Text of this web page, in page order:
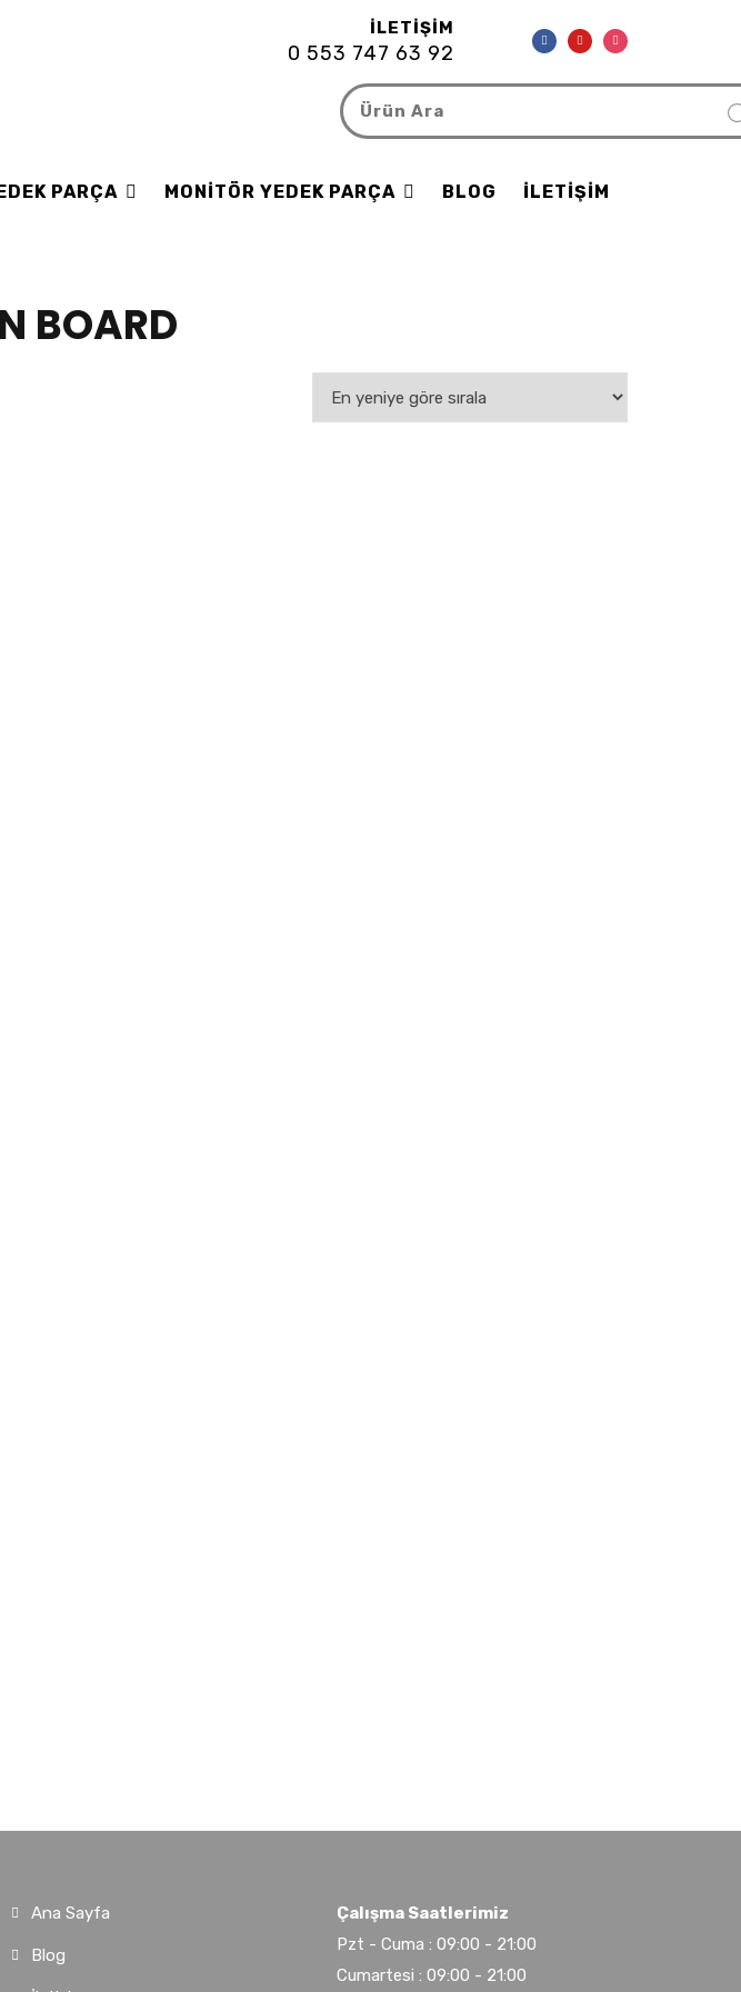
İLETIŞIM
0 553 747 63 92
PARÇA MONİTÖR YEDEK PARÇA BLOG İLETIŞIM
BOARD
Ana Sayfa
Blog
Çalışma Saatlerimiz
Pzt - Cuma : 09:00 - 21:00
Cumartesi : 09:00 - 21:00